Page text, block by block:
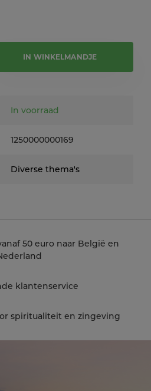
IN WINKELMANDJE
In voorraad
1250000000169
Diverse thema's
50 euro naar België en
klantenservice
spiritualiteit en zingeving